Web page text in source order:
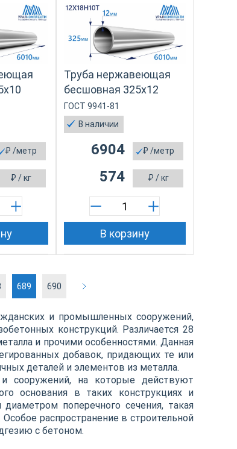
₽ /метр
₽ / кг
Труба нержавеющая
бесшовная 325х12
ГОСТ 9941-81
В наличии
₽ /метр
6904
₽ / кг
574
В корзину
689 690
и промышленных сооружений,
конструкций. Различается 28
и прочими особенностями. Данная
добавок, придающих те или
деталей и элементов из металла.
и сооружений, на которые действуют
основания в таких конструкциях и
поперечного сечения, такая
распространение в строительной
с бетоном.